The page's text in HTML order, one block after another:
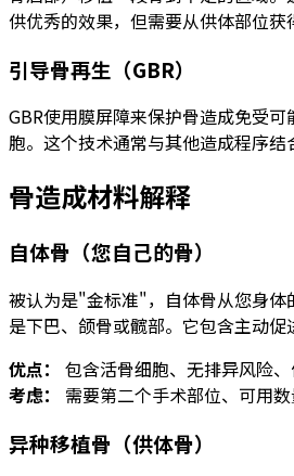
供优秀的效果，但需要从供体部位获
引导骨再生（GBR）
GBR使用膜屏障来保护骨造成免受
胞。这个技术通常与其他造成程序结
骨造成材料解释
自体骨（您自己的骨）
被认为是"金标准"，自体骨从您身
是下巴、颌骨或髋部。它包含主动促
优点：
包含活骨细胞、无排异风险
考虑：
需要第二个手术部位、可用
异种移植骨（供体骨）